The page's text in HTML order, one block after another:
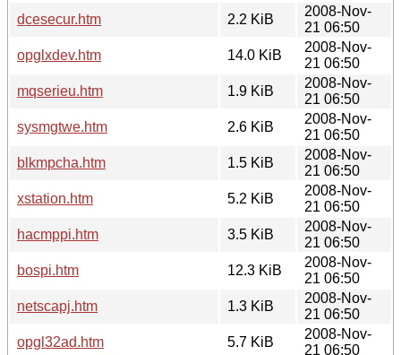
dcesecur.htm
2.2 KiB
2008-Nov-
21 06:50
opglxdev.htm
14.0 KiB
2008-Nov-
21 06:50
mqserieu.htm
1.9 KiB
2008-Nov-
21 06:50
sysmgtwe.htm
2.6 KiB
2008-Nov-
21 06:50
blkmpcha.htm
1.5 KiB
2008-Nov-
21 06:50
xstation.htm
5.2 KiB
2008-Nov-
21 06:50
hacmppi.htm
3.5 KiB
2008-Nov-
21 06:50
bospi.htm
12.3 KiB
2008-Nov-
21 06:50
netscapj.htm
1.3 KiB
2008-Nov-
21 06:50
opgl32ad.htm
5.7 KiB
2008-Nov-
21 06:50